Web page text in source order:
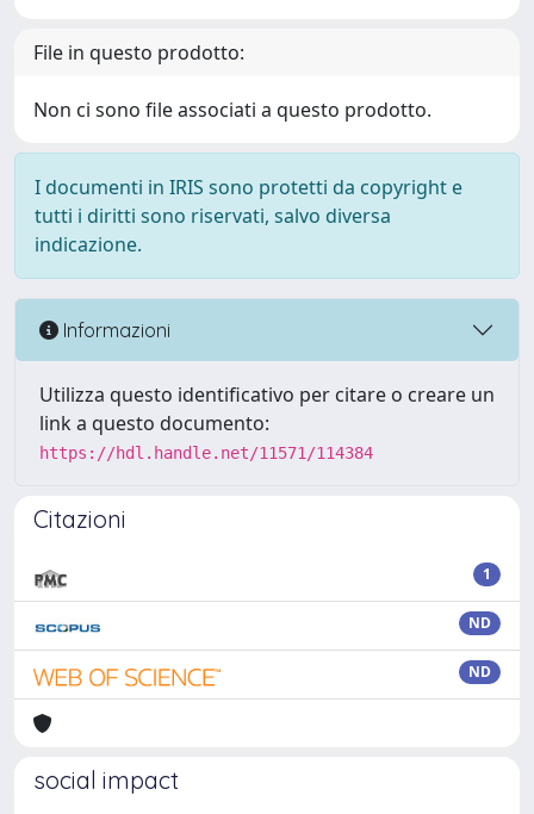
File in questo prodotto:
Non ci sono file associati a questo prodotto.
I documenti in IRIS sono protetti da copyright e
tutti i diritti sono riservati, salvo diversa
indicazione.
Informazioni
Utilizza questo identificativo per citare o creare un
link a questo documento:
https://hdl.handle.net/11571/114384
Citazioni
1
ND
ND
social impact